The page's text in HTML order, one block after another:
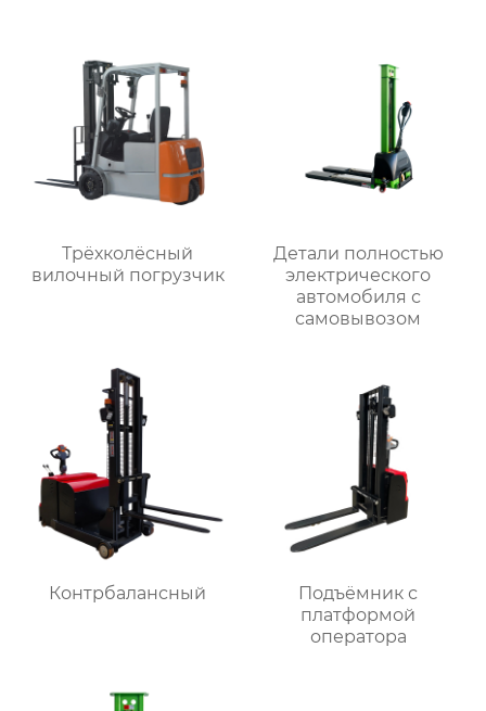
Трёхколёсный
вилочный погрузчик
Детали полностью
электрического
автомобиля с
самовывозом
Контрбалансный
Подъёмник с
платформой
оператора